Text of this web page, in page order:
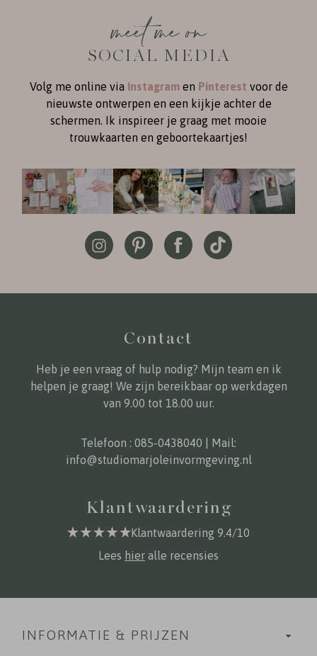
meet me on
SOCIAL MEDIA
Volg me online via Instagramen Pinterest voor de
nieuwste ontwerpen en een kijkje achter de
schermen. Ik inspireer je graag met mooie
trouwkaarten en geboortekaartjes!
Contact
Heb je een vraag of hulp nodig? Mijn team en ik
helpen je graag! We zijn bereikbaar op werkdagen
van 9.00 tot 18.00 uur.
Telefoon : 085-0438040 | Mail:
info@studiomarjoleinvormgeving.nl
Klantwaardering
Klantwaardering 9.4/10
Lees hier alle recensies
INFORMATIE & PRIJZEN